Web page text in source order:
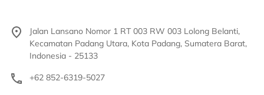
Jalan Lansano Nomor 1 RT 003 RW 003 Lolong Belanti,
Kecamatan Padang Utara, Kota Padang, Sumatera Barat,
Indonesia - 25133
+62 852-6319-5027